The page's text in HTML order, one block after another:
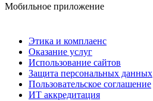
Мобильное приложение
Этика и комплаенс
Оказание услуг
Использование сайтов
Защита персональных данных
Пользовательское соглашение
ИТ аккредитация